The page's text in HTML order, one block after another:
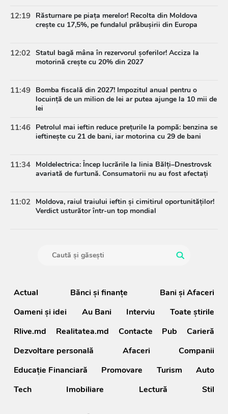
12:19 Răsturnare pe piața merelor! Recolta din Moldova
crește cu 17,5%, pe fundalul prăbușirii din Europa
12:02 Statul bagă mâna în rezervorul șoferilor! Acciza la
motorină crește cu 20% din 2027
11:49 Bomba fiscală din 2027! Impozitul anual pentru o
locuință de un milion de lei ar putea ajunge la 10 mii de
lei
11:46 Petrolul mai ieftin reduce prețurile la pompă: benzina se
ieftinește cu 21 de bani, iar motorina cu 29 de bani
11:34 Moldelectrica: Încep lucrările la linia Bălți–Dnestrovsk
avariată de furtună. Consumatorii nu au fost afectați
11:02 Moldova, raiul traiului ieftin și cimitirul oportunităților!
Verdict usturător într-un top mondial
Actual Bănci şi finanţe
Bani și Afaceri
Oameni şi idei
Au Bani Interviu
Toate știrile
Rlive.md
Realitatea.md Contacte Pub
Carieră
Dezvoltare personală
Afaceri
Companii
Educație Financiară
Promovare Turism
Auto
Tech
Imobiliare Lectură Stil